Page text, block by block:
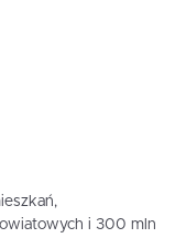
i 300 mln